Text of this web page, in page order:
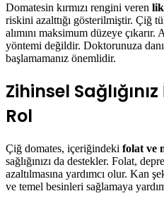
Domatesin kırmızı rengini veren
riskini azalttığı gösterilmiştir. Çiğ
alımını maksimum düzeye
yöntemi değildir. Doktorunuza
başlamamanız önemlidir.
Zihinsel
Rol
Çiğ domates, içeriğindeki folat ve
sağlığınızı da destekler. Folat,
azaltılmasına yardımcı olur. Kan
ve temel besinleri sağlamaya